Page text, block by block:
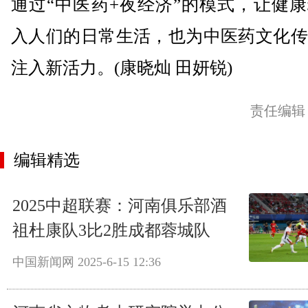
通过“中医药+夜经济”的模式，让健
入人们的日常生活，也为中医药文化
注入新活力。(康晓灿 田妍锐)
责任编
编辑精选
2025中超联赛：河南俱乐部酒
祖杜康队3比2胜成都蓉城队
中国新闻网 2025-6-15 12:36